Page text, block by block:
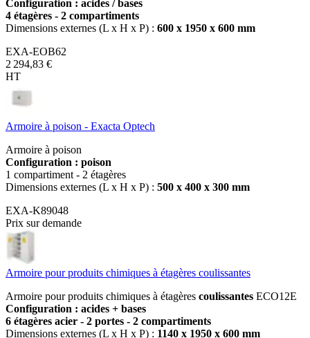
Configuration : acides / bases
4 étagères - 2 compartiments
Dimensions externes (L x H x P) : 600 x 1950 x 600 mm
EXA-EOB62
2 294,83 €
HT
Armoire à poison - Exacta Optech
Armoire à poison
Configuration : poison
1 compartiment - 2 étagères
Dimensions externes (L x H x P) : 500 x 400 x 300 mm
EXA-K89048
Prix sur demande
Armoire pour produits chimiques à étagères coulissantes
Armoire pour produits chimiques à étagères coulissantes ECO12E
Configuration : acides + bases
6 étagères acier - 2 portes - 2 compartiments
Dimensions externes (L x H x P) : 1140 x 1950 x 600 mm